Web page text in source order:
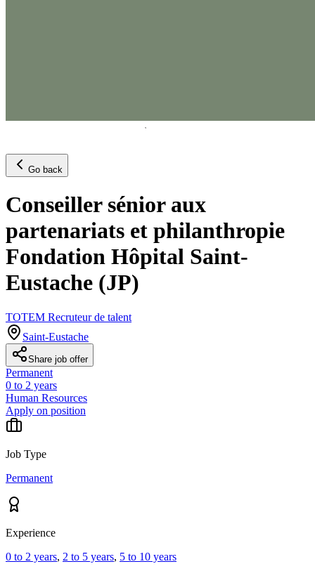
Go back
Conseiller sénior aux
partenariats et philanthropie
Fondation Hôpital Saint-
Eustache (JP)
TOTEM Recruteur de talent
Saint-Eustache
Share job offer
Permanent
0 to 2 years
Human Resources
Apply on position
Job Type
Permanent
Experience
0 to 2 years, 2 to 5 years, 5 to 10 years